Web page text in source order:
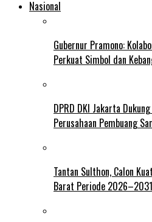
Nasional
Gubernur Pramono:
Perkuat Simbol dan
DPRD DKI Jakarta
Perusahaan Pembuang
Tantan Sulthon, Calon
Barat Periode